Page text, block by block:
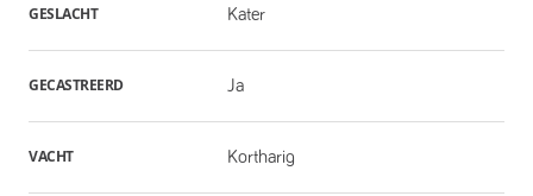
GESLACHT Kater
GECASTREERD Ja
VACHT Kortharig